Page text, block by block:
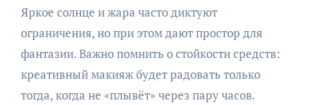
Яркое солнце и жара часто диктуют
ограничения, но при этом дают простор для
фантазии. Важно помнить о стойкости средств:
креативный макияж будет радовать только
тогда, когда не «плывёт» через пару часов.